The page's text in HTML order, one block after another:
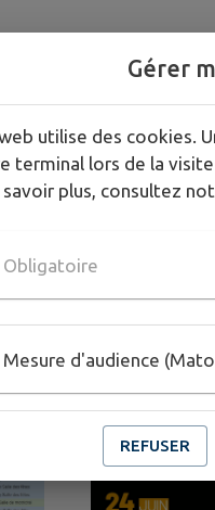
DE
Gérer
utilise des cookies.
terminal lors de la
savoir plus, consultez
Obligatoire
Mesure d'audience
REFUSER